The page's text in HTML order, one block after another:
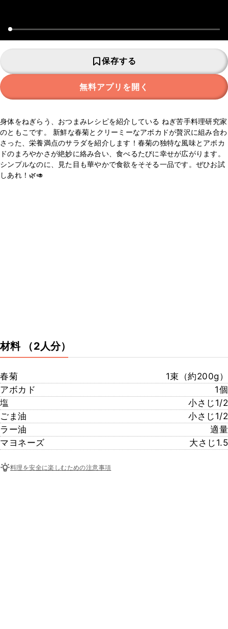
保存する
無料アプリを開く
身体をねぎらう、おつまみレシピを紹介している ねぎ苦手料理研究家
のともこです。 新鮮な春菊とクリーミーなアボカドが贅沢に組み合わ
さった、栄養満点のサラダを紹介します！春菊の独特な風味とアボカ
ドのまろやかさが絶妙に絡み合い、食べるたびに幸せが広がります。
シンプルなのに、見た目も華やかで食欲をそそる一品です。ぜひお試
しあれ！🌿🥑
材料 （2人分）
春菊
1束（約200g）
アボカド
1個
塩
小さじ1/2
ごま油
小さじ1/2
ラー油
適量
マヨネーズ
大さじ1.5
料理を安全に楽しむための注意事項